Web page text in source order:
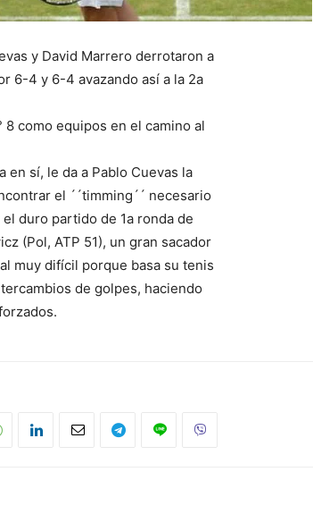
y David Marrero derrotaron a
6-4 y 6-4 avazando así a la 2a
como equipos en el camino al
en sí, le da a Pablo Cuevas la
el ´´timming´´ necesario
duro partido de 1a ronda de
(Pol, ATP 51), un gran sacador
muy difícil porque basa su tenis
de golpes, haciendo